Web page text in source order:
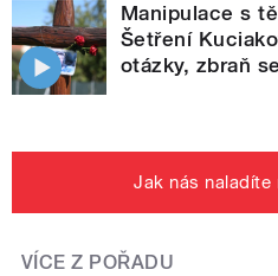
Manipulace s
Šetření
otázky, zbraň
Jak nás naladíte
VÍCE Z POŘADU